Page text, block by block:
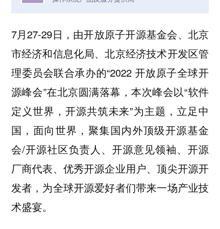
7月27-29日，由开放原子开源基金会、北京
市经济和信息化局、北京经济技术开发区管
理委员会联合承办的“2022 开放原子全球开
源峰会”在北京圆满落幕，本次峰会以“软件
定义世界，开源共筑未来”为主题，立足中
国，面向世界，聚集国内外顶级开源基金
会/开源社区负责人、开源意见领袖、开源
厂商代表、优秀开源企业用户、顶尖开源开
发者，为全球开源爱好者们带来一场产业技
术盛宴。